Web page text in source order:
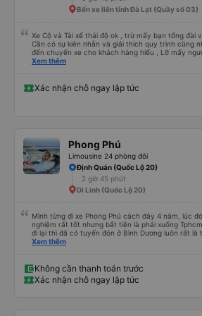
Bến xe liên tỉnh Đà Lạt (Quầy số 03)
Xe Cộ và Tài xế thái độ ok , trừ mấy bạn tổng đài
Cần có sự kiên nhẫn và giải thích quy trình cũng
đến chuyến xe cho khách hàng hiểu , Lỡ mấy
công nghệ , đặt xe mà tụi em nói giọng đó , không
Xem thêm
Xác nhận chỗ ngay lập tức
Phong Phú
Limousine 24 phòng đôi
Định Quán (Quốc Lộ 20)
2 giờ 45 phút
Di Linh (Quốc Lộ 20)
Mình từng đi xe Phong Phú cách đây 4 năm, lúc
nghiệm rất tốt nhưng bất tiện là phải xuống
đi lại thì đã có tuyến đón ở Bình Dương luôn rất là
đôi , đọc review thấy mn đánh giá ko tốt giường chậc này nọ , thái độ của tài
nghiệm lại.Đầu tiên là vé xe rẻ hơn các hãng
áp mã giảm giá .Đặt xong thì được nhân viên gọi
cập nhật rất thường xuyên , chi tiết. Đến ngày đi
Xem thêm
Không cần thanh toán trước
Xác nhận chỗ ngay lập tức